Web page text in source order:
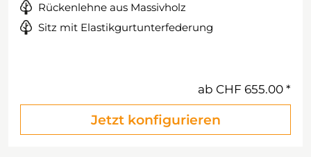
Rückenlehne aus Massivholz
Sitz mit Elastikgurtunterfederung
ab CHF 655.00
Jetzt konfigurieren